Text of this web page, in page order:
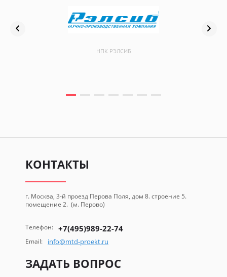
НПК РЭЛСИБ
КОНТАКТЫ
г. Москва, 3-й проезд Перова Поля, дом 8. строение 5.
помещение 2. (м. Перово)
Телефон: +7(495)989-22-74
Email: info@mtd-proekt.ru
ЗАДАТЬ ВОПРОС